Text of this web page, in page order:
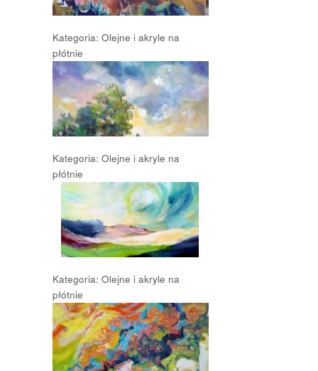
Kategoria: Olejne i akryle na
płótnie
Kategoria: Olejne i akryle na
płótnie
Kategoria: Olejne i akryle na
płótnie